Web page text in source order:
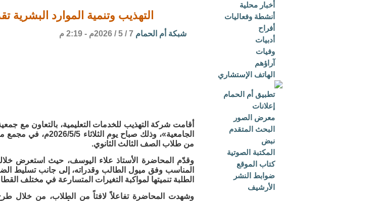
أخبار محلية
أنشطة وفعاليات
أفراح
أدبيات
وفيات
آراؤهم
الهاتف الإستشاري
تطبيق أم الحمام
إعلانات
معرض الصور
البحث المتقدم
نبض
المكتبة الصوتية
كتاب الموقع
ضوابط النشر
الأرشيف
التهذيب وتنمية الموارد
شبكة أم الحمام 7 / 5 / 2026م - 2:19 م
أقامت شركة التهذيب للخدمات التعليمية، بالتعاون مع
من طلاب الصف الثالث الثانوي.
وقدّم المحاضرة الأستاذ علاء اليوسف، حيث استعرض
المناسب وفق ميول الطالب وقدراته، إلى جانب تسليط
الطلبة تنميتها لمواكبة التغيرات المتسارعة في مختلف
وشهدت المحاضرة تفاعلاً لافتاً من الطلاب، من خلال